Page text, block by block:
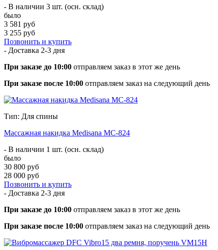
- В наличии 3 шт. (осн. склад)
было
3 581 руб
3 255 руб
Позвонить и купить
- Доставка 2-3 дня
При заказе до 10:00 отправляем заказ в этот же день
При заказе после 10:00 отправляем заказ на следующий день
Тип: Для спины
Массажная накидка Medisana MC-824
- В наличии 1 шт. (осн. склад)
было
30 800 руб
28 000 руб
Позвонить и купить
- Доставка 2-3 дня
При заказе до 10:00 отправляем заказ в этот же день
При заказе после 10:00 отправляем заказ на следующий день